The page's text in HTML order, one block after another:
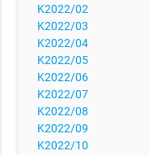
K2022/02
K2022/03
K2022/04
K2022/05
K2022/06
K2022/07
K2022/08
K2022/09
K2022/10